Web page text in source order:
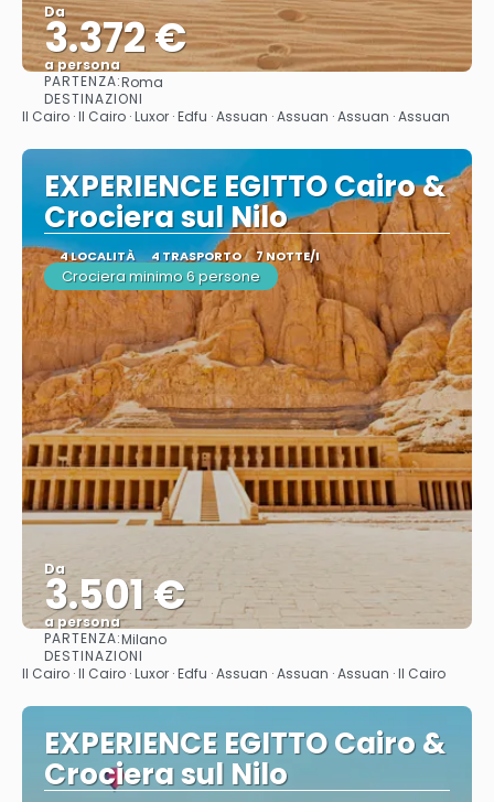
Da
3.372 €
a persona
PARTENZA:Roma
DESTINAZIONI
Il Cairo · Il Cairo · Luxor · Edfu · Assuan · Assuan · Assuan · Assuan
EXPERIENCE EGITTO Cairo &
Crociera sul Nilo
4 LOCALITÀ 4 TRASPORTO 7 NOTTE/I
Crociera minimo 6 persone
Da
3.501 €
a persona
PARTENZA:Milano
DESTINAZIONI
Il Cairo · Il Cairo · Luxor · Edfu · Assuan · Assuan · Assuan · Il Cairo
EXPERIENCE EGITTO Cairo &
Crociera sul Nilo